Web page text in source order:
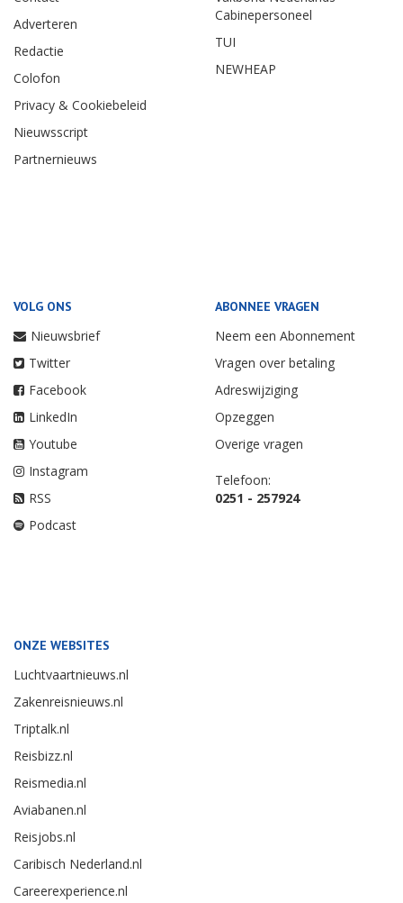
Adverteren
Redactie
Colofon
Privacy & Cookiebeleid
Nieuwsscript
Partnernieuws
Cabinepersoneel
TUI
NEWHEAP
VOLG ONS
Nieuwsbrief
Twitter
Facebook
LinkedIn
Youtube
Instagram
RSS
Podcast
ABONNEE VRAGEN
Neem een Abonnement
Vragen over betaling
Adreswijziging
Opzeggen
Overige vragen
Telefoon:
0251 - 257924
ONZE WEBSITES
Luchtvaartnieuws.nl
Zakenreisnieuws.nl
Triptalk.nl
Reisbizz.nl
Reismedia.nl
Aviabanen.nl
Reisjobs.nl
Caribisch Nederland.nl
Careerexperience.nl